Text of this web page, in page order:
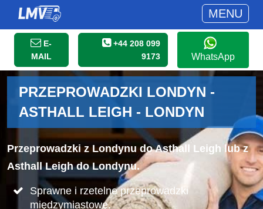
MENU
E-
MAIL
+44 208 099
9173
WhatsApp
PRZEPROWADZKI LONDYN -
ASTHALL LEIGH - LONDYN
Przeprowadzki z Londynu do Asthall Leigh lub z
Asthall Leigh do Londynu.
Sprawne i rzetelne przeprowadzki
międzymiastowe.